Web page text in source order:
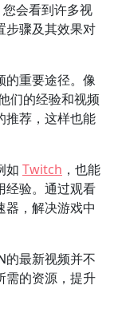
会看到许多视
步骤及其效果对
的重要途径。像
们的经验和视频
推荐，这样也能
如 Twitch ，也能
经验。通过观看
器，解决游戏中
的最新视频并不
需的资源，提升